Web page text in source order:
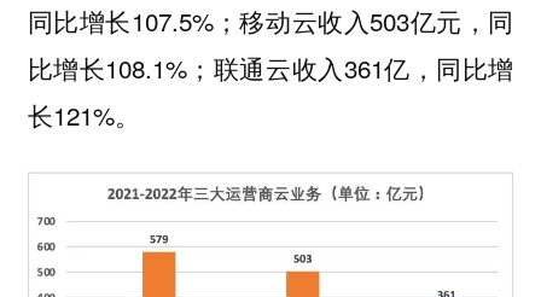
同比增长107.5%；移动云收入503亿元，同
比增长108.1%；联通云收入361亿，同比增
长121%。